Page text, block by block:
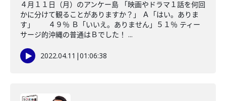
４月１１日（月）のアンケー島 「映画やドラマ１話を何回
かに分けて観ることがありますか？」 Ａ「はい。ありま
す」 ４９％ Ｂ「いいえ。ありません」５１％ ティー
サージ的沖縄の普通はＢでした！ ...
2022.04.11 |01:06:38